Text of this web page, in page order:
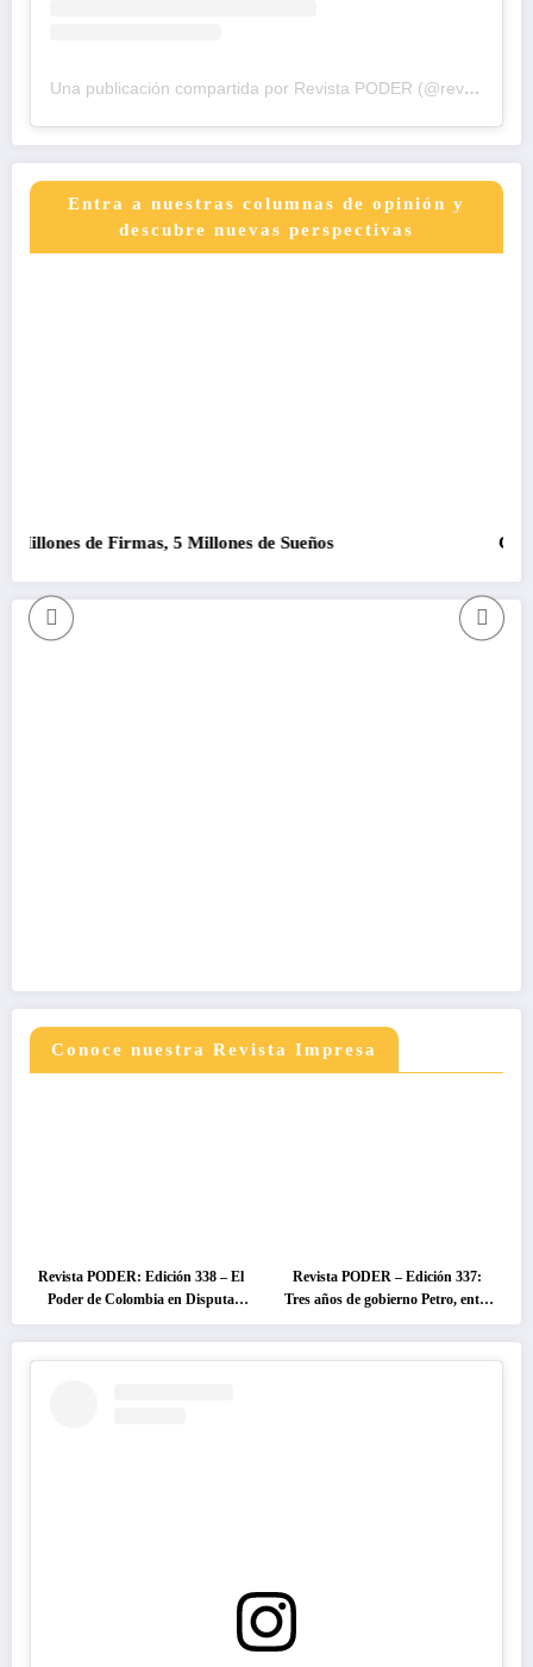
Una publicación compartida por Revista PODER (@revistapodercol)
Entra a nuestras columnas de opinión y
descubre nuevas perspectivas
Firmas, 5 Millones de Sueños Como que no
Conoce nuestra Revista Impresa
Revista PODER: Edición 338 – El
Poder de Colombia en Disputa
2026
Revista PODER – Edición 337:
Tres años de gobierno Petro, entre
el cambio prometido y el
desencanto ciudadano